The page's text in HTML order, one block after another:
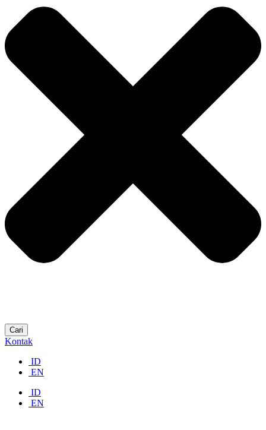
Cari
Kontak
ID
EN
ID
EN